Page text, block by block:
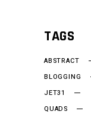
TAGS
ABSTRACT
BLOGGING
JET31
QUADS